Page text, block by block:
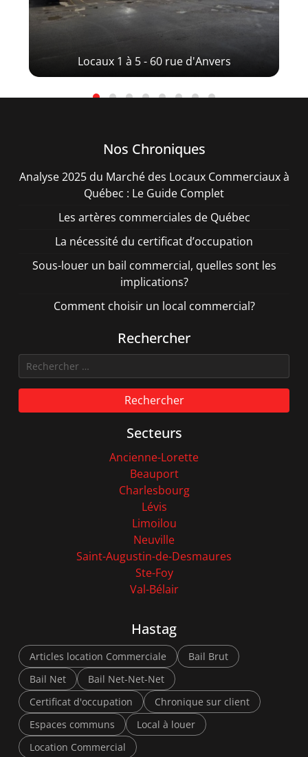
Locaux 1 à 5 - 60 rue d'Anvers
Nos Chroniques
Analyse 2025 du Marché des Locaux Commerciaux à
Québec : Le Guide Complet
Les artères commerciales de Québec
La nécessité du certificat d’occupation
Sous-louer un bail commercial, quelles sont les
implications?
Comment choisir un local commercial?
Rechercher
Rechercher
Secteurs
Ancienne-Lorette
Beauport
Charlesbourg
Lévis
Limoilou
Neuville
Saint-Augustin-de-Desmaures
Ste-Foy
Val-Bélair
Hastag
Articles location Commerciale
Bail Brut
Bail Net
Bail Net-Net-Net
Certificat d'occupation
Chronique sur client
Espaces communs
Local à louer
Location Commercial